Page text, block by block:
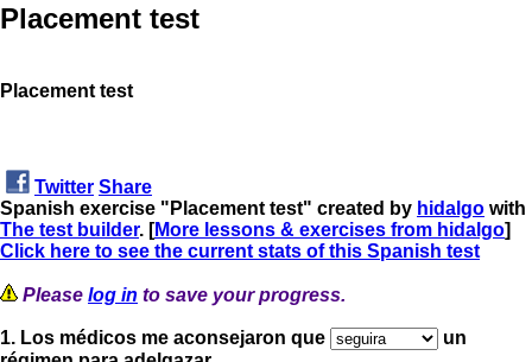
Placement test
Placement test
Twitter Share
Spanish exercise "Placement test" created by hidalgo with
The test builder. [More lessons & exercises from hidalgo]
Click here to see the current stats of this Spanish test
Please log in to save your progress.
1. Los médicos me aconsejaron que
un